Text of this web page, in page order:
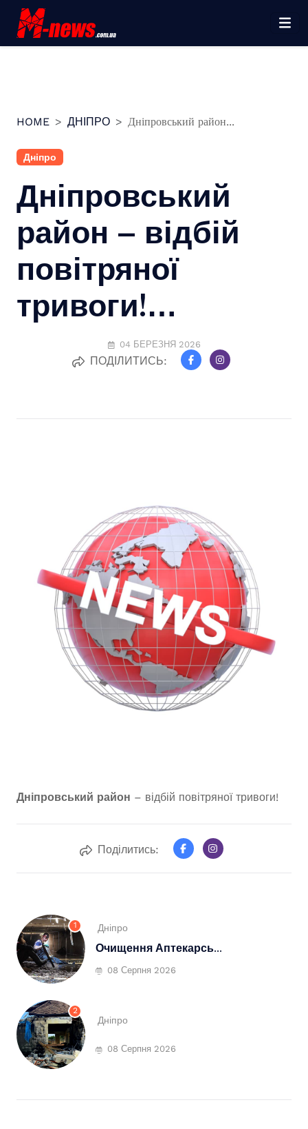
Перейти
вмісту
HOME ДНІПРО Дніпровський район...
Дніпро
Дніпровський
район – відбій
повітряної
тривоги!…
04 БЕРЕЗНЯ 2026
ПОДІЛИТИСЬ:
Дніпровський район – відбій повітряної тривоги!
Поділитись:
1 Дніпро
Очищення Аптекарсь...
08 Серпня 2026
2
Дніпро
08 Серпня 2026